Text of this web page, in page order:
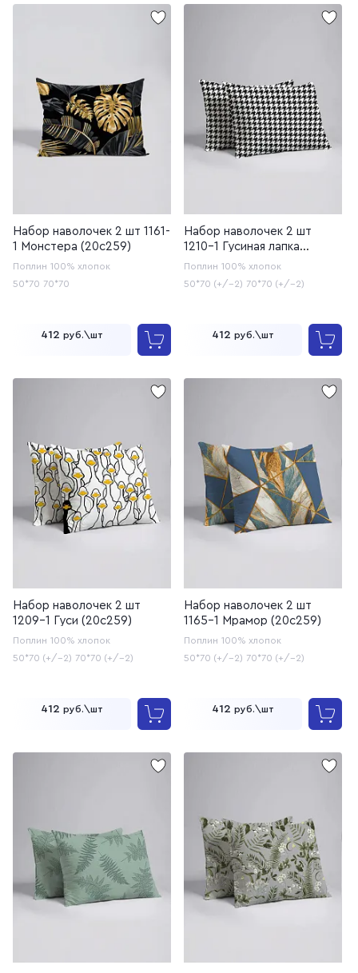
Набор наволочек 2 шт 1161-
1 Монстера (20с259)
Поплин 100% хлопок
50*70 70*70
412 руб.\шт
Набор наволочек 2 шт
1210-1 Гусиная лапка
(20с259)
Поплин 100% хлопок
50*70 (+/-2) 70*70 (+/-2)
412 руб.\шт
Набор наволочек 2 шт
1209-1 Гуси (20с259)
Поплин 100% хлопок
50*70 (+/-2) 70*70 (+/-2)
412 руб.\шт
Набор наволочек 2 шт
1165-1 Мрамор (20с259)
Поплин 100% хлопок
50*70 (+/-2) 70*70 (+/-2)
412 руб.\шт